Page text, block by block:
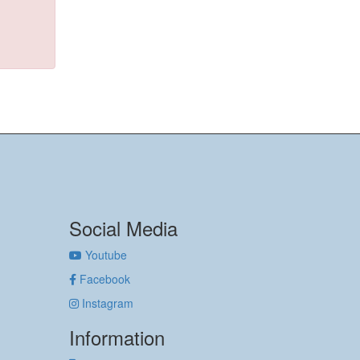
Social Media
Youtube
Facebook
Instagram
Information